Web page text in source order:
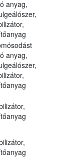
anyag,
anyag,